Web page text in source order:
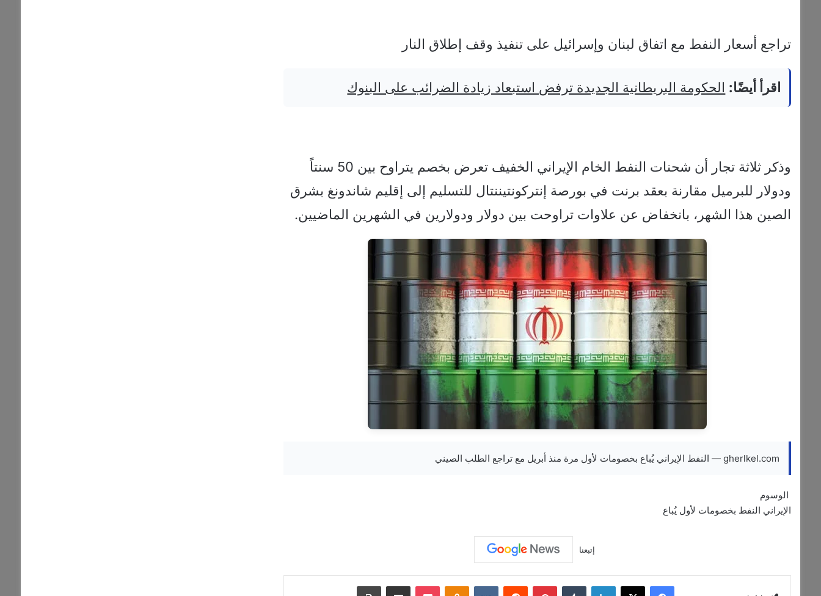
تراجع أسعار النفط مع اتفاق لبنان وإسرائيل على تنفيذ وقف إطلاق النار
اقرأ أيضًا: الحكومة البريطانية الجديدة ترفض استبعاد زيادة الضرائب على البنوك
وذكر ثلاثة تجار أن شحنات النفط الخام الإيراني الخفيف تعرض بخصم يتراوح بين 50 سنتاً
ودولار للبرميل مقارنة بعقد برنت في بورصة إنتركونتيننتال للتسليم إلى إقليم شاندونغ بشرق
الصين هذا الشهر، بانخفاض عن علاوات تراوحت بين دولار ودولارين في الشهرين الماضيين.
gherlkel.com — النفط الإيراني يُباع بخصومات لأول مرة منذ أبريل مع تراجع الطلب الصيني
الوسوم
الإيراني النفط بخصومات لأول يُباع
إتبعنا
فيسبوك ‫X لينكدإن ‏Tumblr بينتيريست ‏Reddit
‏VKontakte
Odnoklassniki
‫Pocket مشاركة عبر البريد طباعة